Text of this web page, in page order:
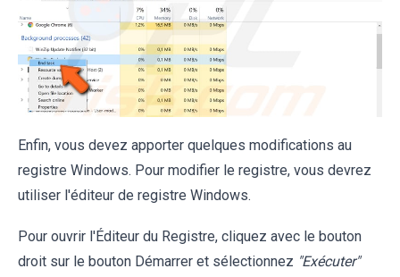
Enfin, vous devez apporter quelques modifications au
registre Windows. Pour modifier le registre, vous devrez
utiliser l'éditeur de registre Windows.
Pour ouvrir l'Éditeur du Registre, cliquez avec le bouton
droit sur le bouton Démarrer et sélectionnez "Exécuter"